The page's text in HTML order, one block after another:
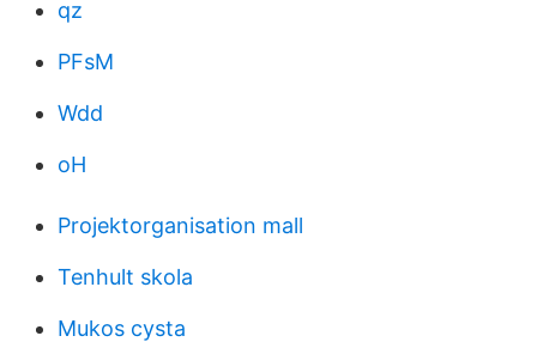
qz
PFsM
Wdd
oH
Projektorganisation mall
Tenhult skola
Mukos cysta